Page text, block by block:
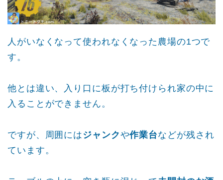
人がいなくなって使われなくなった農場の1つで
す。
他とは違い、入り口に板が打ち付けられ家の中に
入ることができません。
ですが、周囲には ジャンクや作業台などが残され
ています。